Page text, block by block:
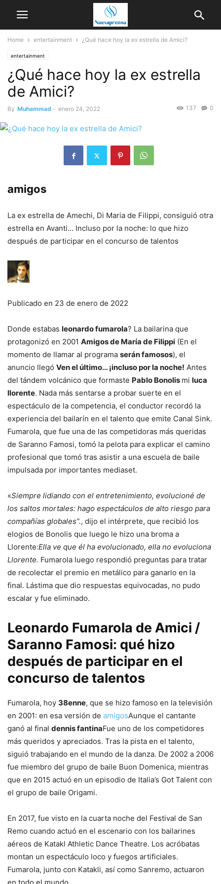
Home entertainment ¿Qué hace hoy la ex estrella de Amici?
entertainment
¿Qué hace hoy la ex estrella
de Amici?
By Muhammad - enero 24, 2022 0
137
amigos
La ex estrella de Amechi, Di Maria de Filippi, consiguió otra
estrella en Avanti… Incluso por la noche: lo que hizo
después de participar en el concurso de talentos
Publicado en 23 de enero de 2022
Donde estabas leonardo fumarola? La bailarina que
protagonizó en 2001 Amigos de María de Filippi (En el
momento de llamar al programa serán famosos), el
anuncio llegó Ven el último… ¡incluso por la noche! Antes
del tándem volcánico que formaste Pablo Bonolis mi luca
llorente. Nada más sentarse a probar suerte en el
espectáculo de la competencia, el conductor recordó la
experiencia del bailarín en el talento que emite Canal Sink.
Fumarola, que fue una de las competidoras más queridas
de Saranno Famosi, tomó la pelota para explicar el camino
profesional que tomó tras asistir a una escuela de baile
impulsada por importantes mediaset.
«Siempre lidiando con el entretenimiento, evolucioné de
los saltos mortales: hago espectáculos de alto riesgo para
compañías globales”., dijo el intérprete, que recibió los
elogios de Bonolis que luego le hizo una broma a
Llorente:Ella ve que él ha evolucionado, ella no evoluciona
Llorente. Fumarola luego respondió preguntas para tratar
de recolectar el premio en metálico para ganarlo en la
final. Lástima que dio respuestas equivocadas, no pudo
escalar y fue eliminado.
Leonardo Fumarola de Amici /
Saranno Famosi: qué hizo
después de participar en el
concurso de talentos
Fumarola, hoy 38enne, que se hizo famoso en la televisión
en 2001: en esa versión de amigosAunque el cantante
ganó al final dennis fantinaFue uno de los competidores
más queridos y apreciados. Tras la pista en el talento,
siguió trabajando en el mundo de la danza. De 2002 a 2006
fue miembro del grupo de baile Buon Domenica, mientras
que en 2015 actuó en un episodio de Italia’s Got Talent con
el grupo de baile Origami.
En 2017, fue visto en la cuarta noche del Festival de San
Remo cuando actuó en el escenario con los bailarines
aéreos de Katakl Athletic Dance Theatre. Los acróbatas
montan un espectáculo loco y fuegos artificiales.
Fumarola, junto con Katakli, así como Sanremo, actuaron